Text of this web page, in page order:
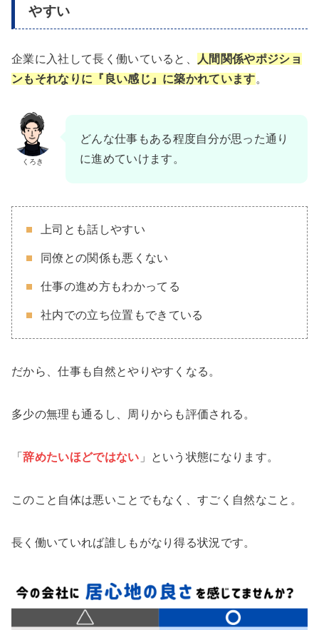
やすい
企業に入社して長く働いていると、
人間関係やポジショ
ンもそれなりに『良い感じ』に築かれています。
くろき
どんな仕事もある程度自分が思った通り
に進めていけます。
上司とも話しやすい
同僚との関係も悪くない
仕事の進め方もわかってる
社内での立ち位置もできている
だから、仕事も自然とやりやすくなる。
多少の無理も通るし、周りからも評価される。
「辞めたいほどではない 」という状態になります。
このこと自体は悪いことでもなく、すごく自然なこと。
長く働いていれば誰しもがなり得る状況です。